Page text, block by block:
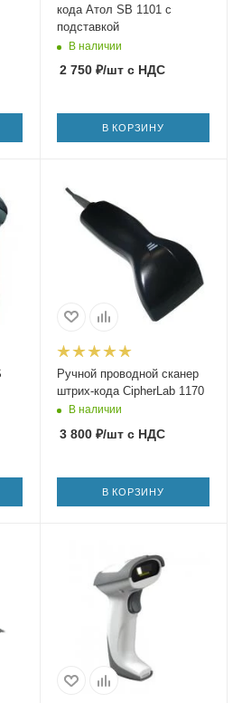
кода Атол SB 1101 с
подставкой
В наличии
2 750₽/штс НДС
В КОРЗИНУ
Ручной проводной сканер
штрих-кода CipherLab 1170
В наличии
3 800₽/штс НДС
В КОРЗИНУ